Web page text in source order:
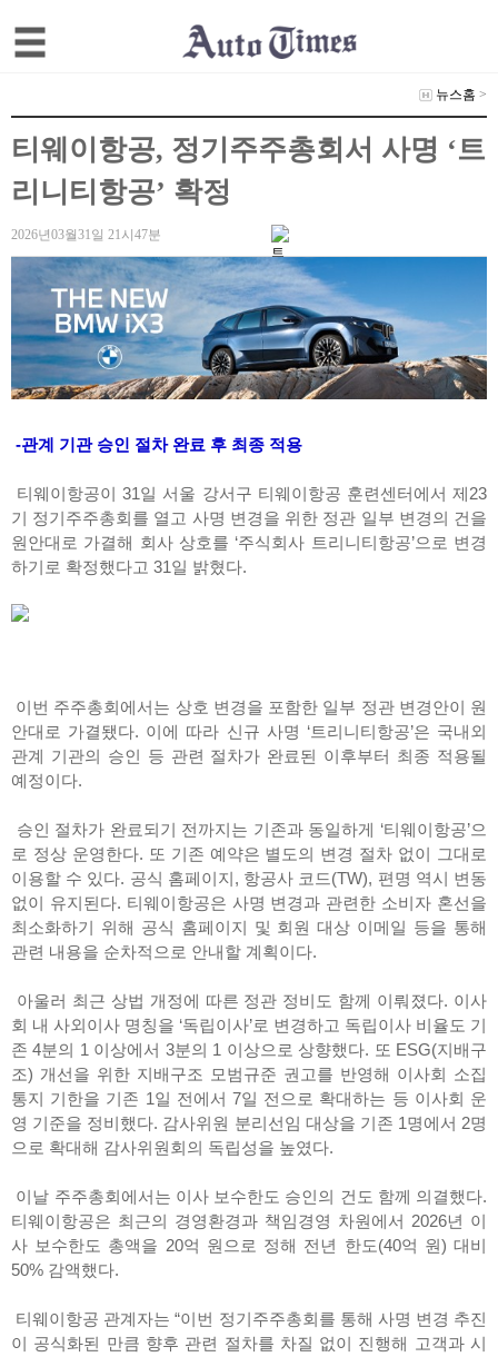
뉴스홈 >
티웨이항공, 정기주주총회서 사명 ‘트
리니티항공’ 확정
2026년03월31일 21시47분
-관계 기관 승인 절차 완료 후 최종 적용
티웨이항공이 31일 서울 강서구 티웨이항공 훈련센터에서 제23
기 정기주주총회를 열고 사명 변경을 위한 정관 일부 변경의 건을
원안대로 가결해 회사 상호를 ‘주식회사 트리니티항공’으로 변경
하기로 확정했다고 31일 밝혔다.
이번 주주총회에서는 상호 변경을 포함한 일부 정관 변경안이 원
안대로 가결됐다. 이에 따라 신규 사명 ‘트리니티항공’은 국내외
관계 기관의 승인 등 관련 절차가 완료된 이후부터 최종 적용될
예정이다.
승인 절차가 완료되기 전까지는 기존과 동일하게 ‘티웨이항공’으
로 정상 운영한다. 또 기존 예약은 별도의 변경 절차 없이 그대로
이용할 수 있다. 공식 홈페이지, 항공사 코드(TW), 편명 역시 변동
없이 유지된다. 티웨이항공은 사명 변경과 관련한 소비자 혼선을
최소화하기 위해 공식 홈페이지 및 회원 대상 이메일 등을 통해
관련 내용을 순차적으로 안내할 계획이다.
아울러 최근 상법 개정에 따른 정관 정비도 함께 이뤄졌다. 이사
회 내 사외이사 명칭을 ‘독립이사’로 변경하고 독립이사 비율도 기
존 4분의 1 이상에서 3분의 1 이상으로 상향했다. 또 ESG(지배구
조) 개선을 위한 지배구조 모범규준 권고를 반영해 이사회 소집
통지 기한을 기존 1일 전에서 7일 전으로 확대하는 등 이사회 운
영 기준을 정비했다. 감사위원 분리선임 대상을 기존 1명에서 2명
으로 확대해 감사위원회의 독립성을 높였다.
이날 주주총회에서는 이사 보수한도 승인의 건도 함께 의결했다.
티웨이항공은 최근의 경영환경과 책임경영 차원에서 2026년 이
사 보수한도 총액을 20억 원으로 정해 전년 한도(40억 원) 대비
50% 감액했다.
티웨이항공 관계자는 “이번 정기주주총회를 통해 사명 변경 추진
이 공식화된 만큼 향후 관련 절차를 차질 없이 진행해 고객과 시